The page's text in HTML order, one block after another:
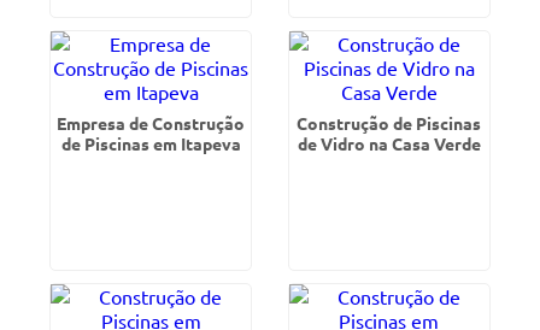
Empresa de Construção
de Piscinas em Itapeva
Construção de Piscinas
de Vidro na Casa Verde